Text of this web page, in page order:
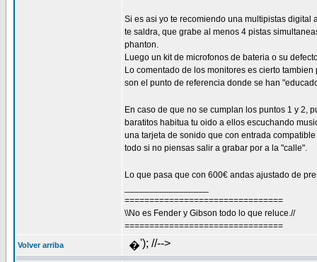
Si es asi yo te recomiendo una multipistas digital
te saldra, que grabe al menos 4 pistas
phanton.
Luego un kit de microfonos de bateria o su
Lo comentado de los monitores es cierto
son el punto de referencia donde se han
En caso de que no se cumplan los puntos 1 y 2,
baratitos habitua tu oido a ellos escuchando
una tarjeta de sonido que con entrada
todo si no piensas salir a grabar por a la "calle".
Lo que pasa que con 600€ andas ajustado de
================================
\\No es Fender y Gibson todo lo que reluce.//
================================
Volver arriba �'); //-->